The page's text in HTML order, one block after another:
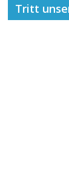
Tritt